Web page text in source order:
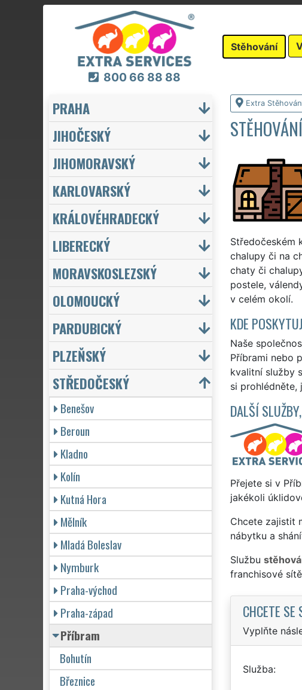
800 66 88 88
Stěhování
Extra
Středočeském
chalupy či na
chaty či
postele,
v celém okolí.
KDE
Naše
Příbrami nebo
kvalitní služby
si prohlédněte,
DALŠÍ
Přejete si v
jakékoli
Chcete zajistit
nábytku a
Službu
franchisové sítě
CHCETE SE
Vyplňte
Služba
PRAHA
JIHOČESKÝ
JIHOMORAVSKÝ
KARLOVARSKÝ
KRÁLOVÉHRADECKÝ
LIBERECKÝ
MORAVSKOSLEZSKÝ
OLOMOUCKÝ
PARDUBICKÝ
PLZEŇSKÝ
STŘEDOČESKÝ
Benešov
Beroun
Kladno
Kolín
Kutná Hora
Mělník
Mladá Boleslav
Nymburk
Praha-východ
Praha-západ
Příbram
Bohutín
Březnice